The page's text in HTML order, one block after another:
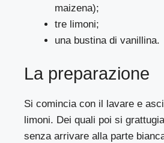
maizena);
tre limoni;
una bustina di vanillina.
La preparazione
Si comincia con il lavare e
limoni. Dei quali poi si
senza arrivare alla parte